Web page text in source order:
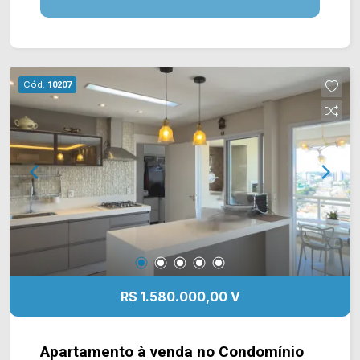
social e 01 de serviço; 02 vagas de garagem
Florindo Cibin, Av. de Cillo e Av. Campos Sales.
Esta região conta com Smart Mall, Mc Donald`s,
Habib`s, Cobasi, Sam`s Club, Colégio Politec,
Senai e parque Ecológico. Entre em contato com
a equipe da Arbix Imóveis e agende a sua visita!!
WhatsApp e Telefone: 19 3475-4546 ARBIX
IMÓVEIS - Presente em cada mudança!
Cód. 10207
R$ 1.580.000,00 V
Apartamento à venda no Condomínio